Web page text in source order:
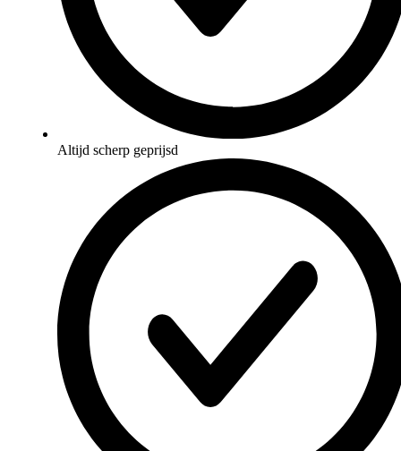
Altijd scherp geprijsd